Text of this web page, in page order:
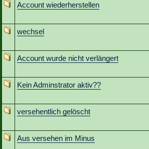
Account wiederherstellen
wechsel
Account wurde nicht verlängert
Kein Adminstrator aktiv??
versehentlich gelöscht
Aus versehen im Minus